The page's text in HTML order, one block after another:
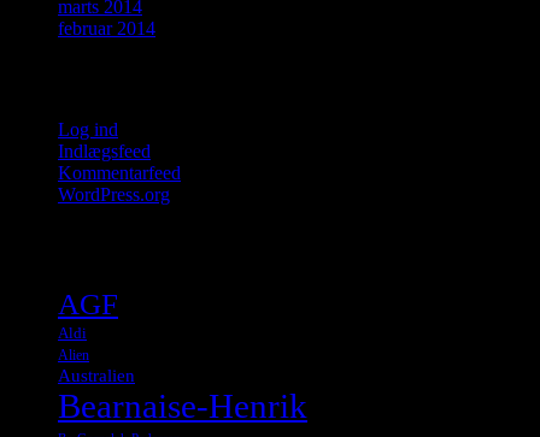
marts 2014
februar 2014
Log ind
Indlægsfeed
Kommentarfeed
WordPress.org
AGF
Aldi
Alien
Australien
Bearnaise-Henrik